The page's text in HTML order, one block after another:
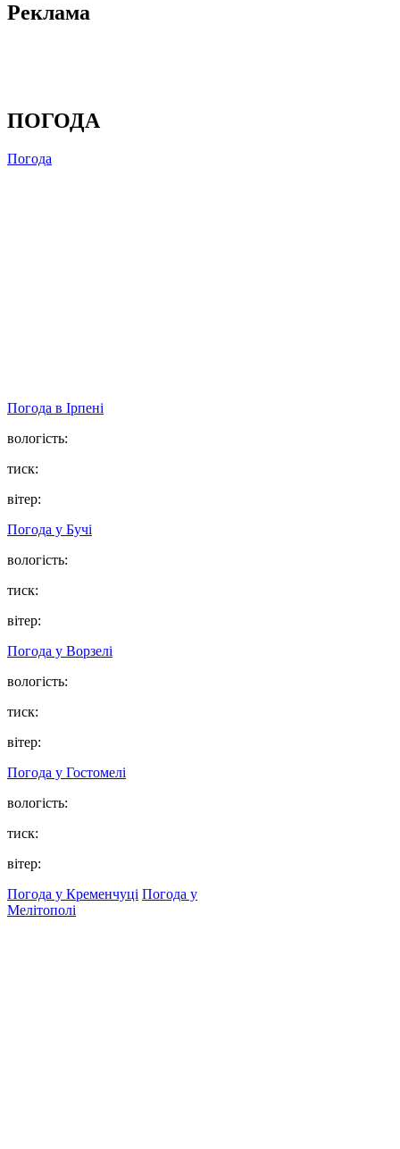
Реклама
ПОГОДА
Погода
Погода в Ірпені
вологість:
тиск:
вітер:
Погода у Бучі
вологість:
тиск:
вітер:
Погода у Ворзелі
вологість:
тиск:
вітер:
Погода у Гостомелі
вологість:
тиск:
вітер:
Погода у Кременчуці Погода у
Мелітополі